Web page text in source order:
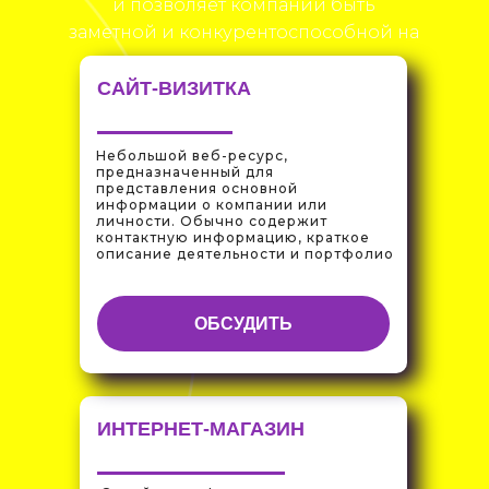
ИНТЕРНЕТ-МАГАЗИН
САЙТ-ВИЗИТКА
ОБСУДИТЬ
Небольшой веб-ресурс,
предназначенный для
представления основной
информации о компании или
личности. Обычно содержит
контактную информацию, краткое
описание деятельности и портфолио
и позволяет компании быть
заметной и конкурентоспособной на
рынке.